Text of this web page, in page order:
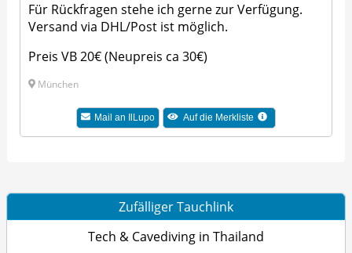
Für Rückfragen stehe ich gerne zur Verfügung.
Versand via DHL/Post ist möglich.
Preis VB 20€ (Neupreis ca 30€)
München
Mail an IlLupo Auf die Merkliste
Zufälliger Tauchlink
Tech & Cavediving in Thailand